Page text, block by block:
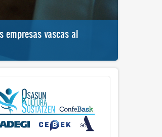
empresas vascas al